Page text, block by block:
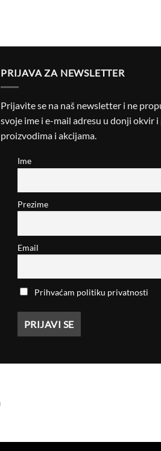
PRIJAVA ZA NEWSLETTER
Prijavite se na naš newsletter i ne
svoje ime i e-mail adresu u donji okvir
proizvodima i akcijama.
Ime
Prezime
Email
Prihvaćam politiku privatnosti